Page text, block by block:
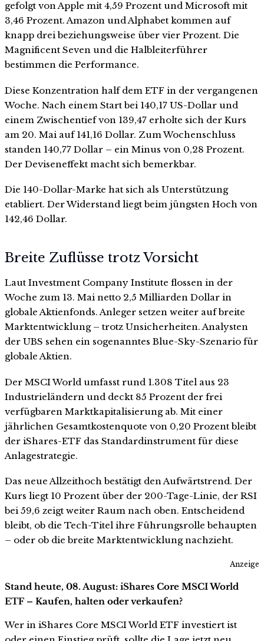
gefolgt von Apple mit 4,59 Prozent und Microsoft mit
3,46 Prozent. Amazon und Alphabet kommen auf
knapp drei beziehungsweise über vier Prozent. Die
Magnificent Seven und die Halbleiterführer
bestimmen die Performance.
Diese Konzentration half dem ETF in der vergangenen
Woche. Nach einem Start bei 140,17 US-Dollar und
einem Zwischentief von 139,47 erholte sich der Kurs
am 20. Mai auf 141,16 Dollar. Zum Wochenschluss
standen 140,77 Dollar – ein Minus von 0,28 Prozent.
Der Deviseneffekt macht sich bemerkbar.
Die 140-Dollar-Marke hat sich als Unterstützung
etabliert. Der Widerstand liegt beim jüngsten Hoch von
142,46 Dollar.
Breite Zuflüsse trotz Vorsicht
Laut Investment Company Institute flossen in der
Woche zum 13. Mai netto 2,5 Milliarden Dollar in
globale Aktienfonds. Anleger setzen weiter auf breite
Marktentwicklung – trotz Unsicherheiten. Analysten
der UBS sehen ein sogenanntes Blue-Sky-Szenario für
globale Aktien.
Der MSCI World umfasst rund 1.308 Titel aus 23
Industrieländern und deckt 85 Prozent der frei
verfügbaren Marktkapitalisierung ab. Mit einer
jährlichen Gesamtkostenquote von 0,20 Prozent bleibt
der iShares-ETF das Standardinstrument für diese
Anlagestrategie.
Das neue Allzeithoch bestätigt den Aufwärtstrend. Der
Kurs liegt 10 Prozent über der 200-Tage-Linie, der RSI
bei 59,6 zeigt weiter Raum nach oben. Entscheidend
bleibt, ob die Tech-Titel ihre Führungsrolle behaupten
– oder ob die breite Marktentwicklung nachzieht.
Anzeige
Stand heute, 08. August: iShares Core MSCI World
ETF – Kaufen, halten oder verkaufen?
Wer in iShares Core MSCI World ETF investiert ist